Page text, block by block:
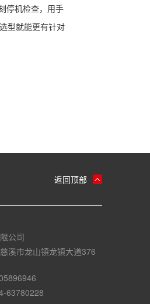
停机检查，用手
型就能更有针对
返回顶部
公司
溪市龙山镇龙镇大道376
63780228